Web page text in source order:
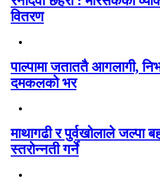
वितरण
पाल्पामा जताततै आगलागी,
दमकलको भर
माथागढी र पुर्वखोलाले जल्पा
स्तरोन्नती गर्ने